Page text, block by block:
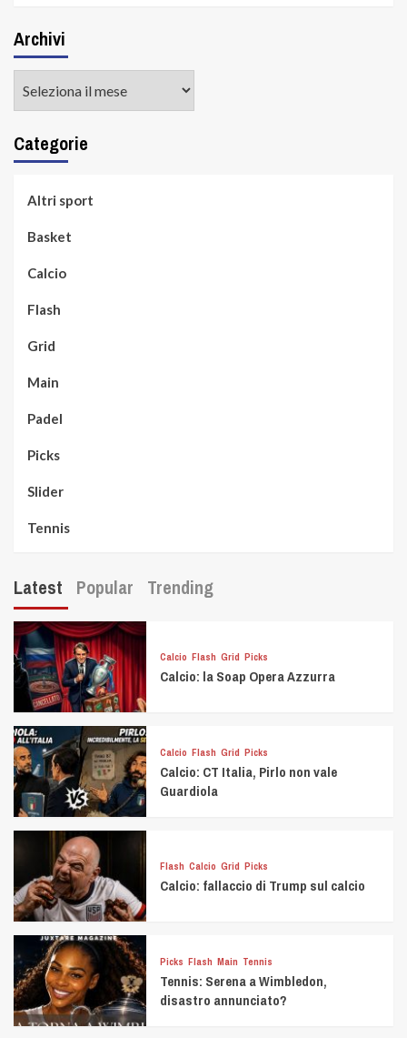
Archivi
Categorie
Altri sport
Basket
Calcio
Flash
Grid
Main
Padel
Picks
Slider
Tennis
Latest Popular Trending
Calcio Flash Grid Picks
Calcio: la Soap Opera Azzurra
Calcio Flash Grid Picks
Calcio: CT Italia, Pirlo non vale
Guardiola
Flash Calcio Grid Picks
Calcio: fallaccio di Trump sul calcio
Picks Flash Main Tennis
Tennis: Serena a Wimbledon,
disastro annunciato?